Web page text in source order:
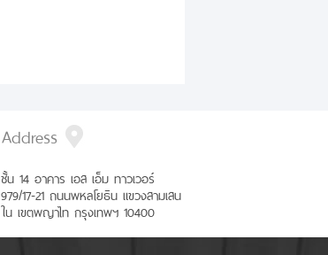
Address
ชั้น 14 อาคาร เอส เอ็ม ทาวเวอร์
979/17-21 ถนนพหลโยธิน แขวงสามเสน
ใน เขตพญาไท กรุงเทพฯ 10400